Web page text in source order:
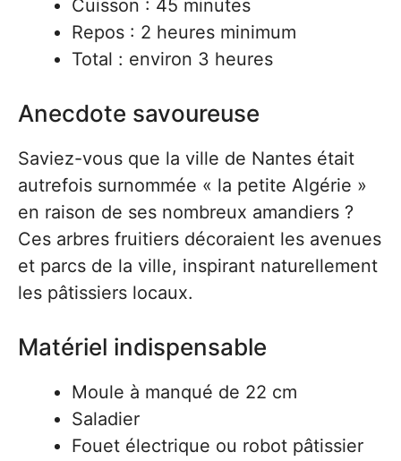
Cuisson : 45 minutes
Repos : 2 heures minimum
Total : environ 3 heures
Anecdote savoureuse
Saviez-vous que la ville de Nantes était
autrefois surnommée « la petite Algérie »
en raison de ses nombreux amandiers ?
Ces arbres fruitiers décoraient les avenues
et parcs de la ville, inspirant naturellement
les pâtissiers locaux.
Matériel indispensable
Moule à manqué de 22 cm
Saladier
Fouet électrique ou robot pâtissier